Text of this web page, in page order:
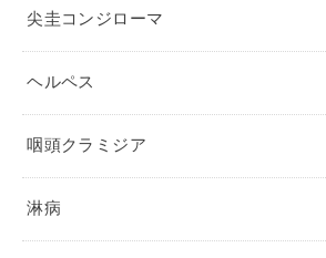
尖圭コンジローマ
ヘルペス
咽頭クラミジア
淋病